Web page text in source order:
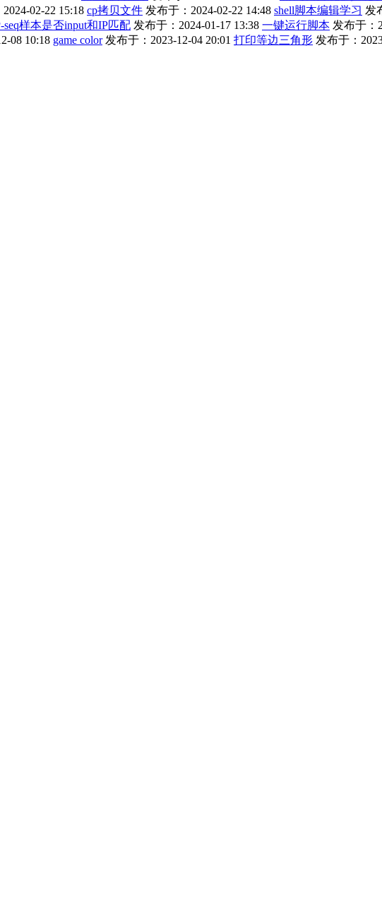
02-22 15:18 cp拷贝文件 发布于：2024-02-22 14:48 shell脚本编辑学习 发
样本是否input和IP匹配 发布于：2024-01-17 13:38 一键运行脚本 发布于：
08 10:18 game color 发布于：2023-12-04 20:01 打印等边三角形 发布于：